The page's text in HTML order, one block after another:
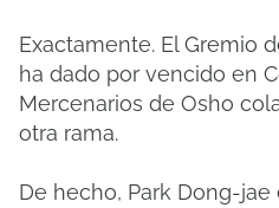
Exactamente. El Gremio
ha dado por vencido en
Mercenarios de Osho
otra rama.
De hecho, Park Dong-